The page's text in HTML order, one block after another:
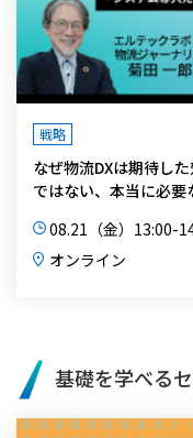
戦略
なぜ物流DXは期待し
ではない、本当に必要
08.21（金）13:00-
オンライン
基礎を学べる